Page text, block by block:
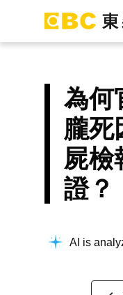
為何
朧死
屍檢
證？
AI is